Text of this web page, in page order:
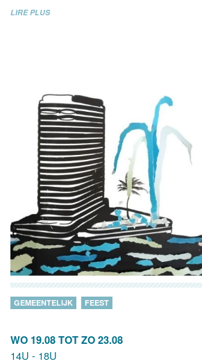
LIRE PLUS
WO 19.08 TOT ZO 23.08
14U - 18U
GEMEENTELIJK FEEST